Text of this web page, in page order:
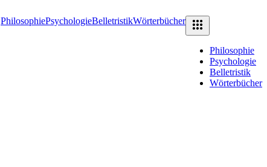
PhilosophiePsychologieBelletristikWörterbücher
Philosophie
Psychologie
Belletristik
Wörterbücher